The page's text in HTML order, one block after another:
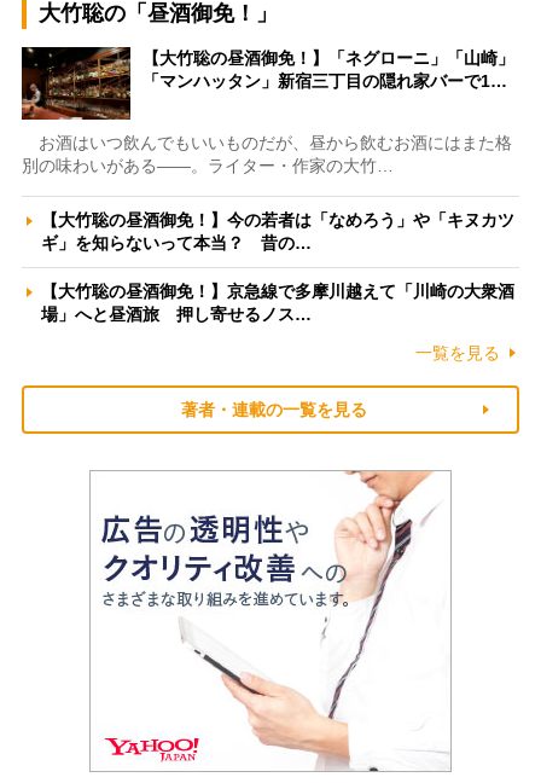
大竹聡の「昼酒御免！」
【大竹聡の昼酒御免！】「ネグローニ」「山崎」
「マンハッタン」新宿三丁目の隠れ家バーで1…
お酒はいつ飲んでもいいものだが、昼から飲むお酒にはまた格
別の味わいがある――。ライター・作家の大竹…
【大竹聡の昼酒御免！】今の若者は「なめろう」や「キヌカツ
ギ」を知らないって本当？ 昔の…
【大竹聡の昼酒御免！】京急線で多摩川越えて「川崎の大衆酒
場」へと昼酒旅 押し寄せるノス…
一覧を見る
著者・連載の一覧を見る